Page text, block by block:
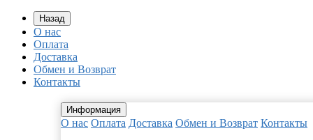
Назад
О нас
Оплата
Доставка
Обмен и Возврат
Контакты
Информация
О нас Оплата Доставка Обмен и Возврат Контакты